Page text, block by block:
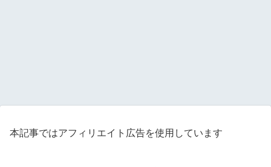
本記事ではアフィリエイト広告を使用しています